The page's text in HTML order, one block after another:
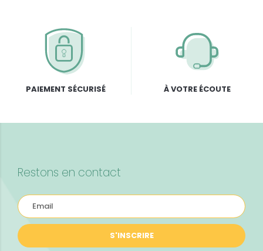
PAIEMENT SÉCURISÉ À VOTRE ÉCOUTE
Restons en contact
S'INSCRIRE